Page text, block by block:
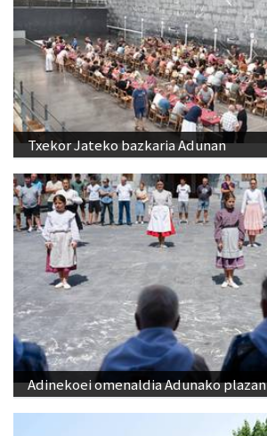
Txekor Jateko bazkaria Adunan
Adinekoei omenaldia Adunako plazan